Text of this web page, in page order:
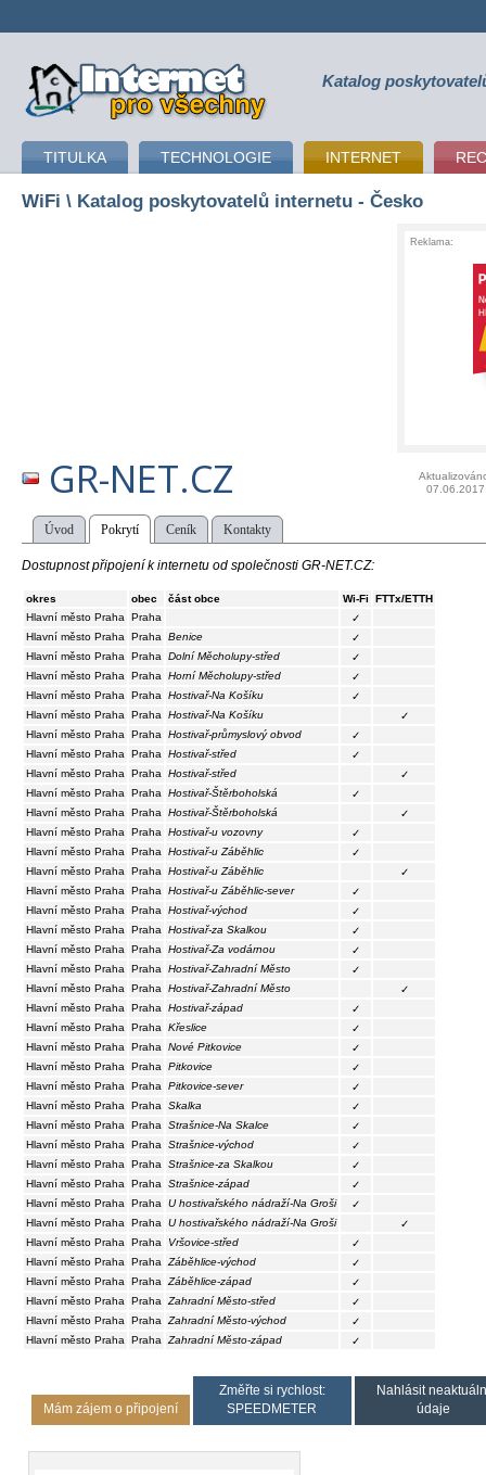
připojení k internetu Katalog
TITULKA TECHNOLOGIE INTERNET
WiFi \ Katalog poskytovatelů internetu - Česko
Reklama:
GR-NET.CZ
07.06.2017
Úvod Pokrytí Ceník Kontakty
Dostupnost připojení k internetu od společnosti GR-NET.CZ:
okres obec část obce Wi-Fi
FTTx/ETTH
Hlavní město Praha
Praha
✓
Hlavní město Praha
Praha Benice
✓
Hlavní město Praha
Praha Dolní Měcholupy-střed
✓
Hlavní město Praha
Praha Horní Měcholupy-střed
✓
Hlavní město Praha
Praha Hostivař-Na Košíku
✓
Hlavní město Praha
Praha Hostivař-Na Košíku
✓
Hlavní město Praha
Praha Hostivař-průmyslový obvod
✓
Hlavní město Praha
Praha Hostivař-střed
✓
Hlavní město Praha
Praha Hostivař-střed
✓
Hlavní město Praha
Praha Hostivař-Štěrboholská
✓
Hlavní město Praha
Praha Hostivař-Štěrboholská
✓
Hlavní město Praha
Praha Hostivař-u vozovny
✓
Hlavní město Praha
Praha Hostivař-u Záběhlic
✓
Hlavní město Praha
Praha Hostivař-u Záběhlic
✓
Hlavní město Praha
Praha Hostivař-u Záběhlic-sever
✓
Hlavní město Praha
Praha Hostivař-východ
✓
Hlavní město Praha
Praha Hostivař-za Skalkou
✓
Hlavní město Praha
Praha Hostivař-Za vodárnou
✓
Hlavní město Praha
Praha Hostivař-Zahradní Město
✓
Hlavní město Praha
Praha Hostivař-Zahradní Město
✓
Hlavní město Praha
Praha Hostivař-západ
✓
Hlavní město Praha
Praha Křeslice
✓
Hlavní město Praha
Praha Nové Pitkovice
✓
Hlavní město Praha
Praha Pitkovice
✓
Hlavní město Praha
Praha Pitkovice-sever
✓
Hlavní město Praha
Praha Skalka
✓
Hlavní město Praha
Praha Strašnice-Na Skalce
✓
Hlavní město Praha
Praha Strašnice-východ
✓
Hlavní město Praha
Praha Strašnice-za Skalkou
✓
Hlavní město Praha
Praha Strašnice-západ
✓
Hlavní město Praha
Praha U hostivařského nádraží-Na Groši
✓
Hlavní město Praha
Praha U hostivařského nádraží-Na Groši
✓
Hlavní město Praha
Praha Vršovice-střed
✓
Hlavní město Praha
Praha Záběhlice-východ
✓
Hlavní město Praha
Praha Záběhlice-západ
✓
Hlavní město Praha
Praha Zahradní Město-střed
✓
Hlavní město Praha
Praha Zahradní Město-východ
✓
Hlavní město Praha
Praha Zahradní Město-západ ✓
Mám zájem o připojení
Změřte si rychlost:
SPEEDMETER
Nahlásit
údaje